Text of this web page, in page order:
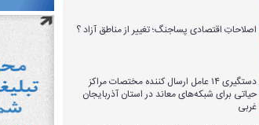
اصلاحاتِ اقتصادی پساجنگ؛ تغییر از مناطق آزاد ؟
دستگیری ۱۴ عامل ارسال کننده مختصات مراکز
حیاتی برای شبکه‌های معاند در استان آذربایجان
غربی